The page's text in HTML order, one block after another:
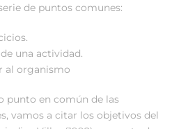
de puntos comunes:
una actividad.
al organismo
punto en común de las
vamos a citar los objetivos del